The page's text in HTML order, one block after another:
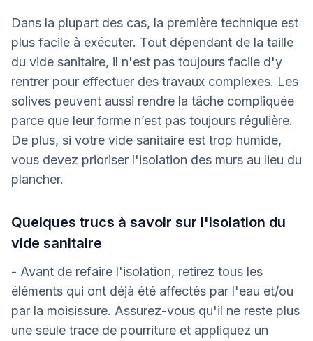
Dans la plupart des cas, la première technique est
plus facile à exécuter. Tout dépendant de la taille
du vide sanitaire, il n'est pas toujours facile d'y
rentrer pour effectuer des travaux complexes. Les
solives peuvent aussi rendre la tâche compliquée
parce que leur forme n’est pas toujours régulière.
De plus, si votre vide sanitaire est trop humide,
vous devez prioriser l'isolation des murs au lieu du
plancher.
Quelques trucs à savoir sur l'isolation du
vide sanitaire
- Avant de refaire l'isolation, retirez tous les
éléments qui ont déjà été affectés par l'eau et/ou
par la moisissure. Assurez-vous qu'il ne reste plus
une seule trace de pourriture et appliquez un